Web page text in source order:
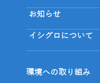
お知らせ
イシグロについて
環境への取り組み